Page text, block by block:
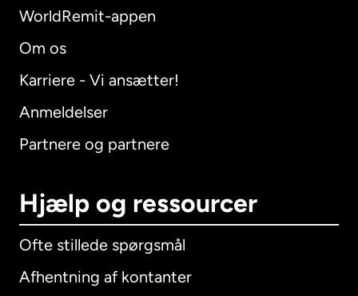
WorldRemit-appen
Om os
Karriere - Vi ansætter!
Anmeldelser
Partnere og partnere
Hjælp og ressourcer
Ofte stillede spørgsmål
Afhentning af kontanter